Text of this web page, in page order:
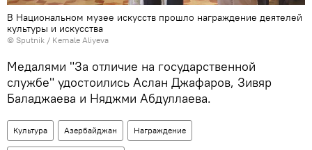
В Национальном музее искусств прошло награждение деятелей
культуры и искусства
© Sputnik / Kemale Aliyeva
Медалями "За отличие на государственной
службе" удостоились Аслан Джафаров, Зивяр
Баладжаева и Няджми Абдуллаева.
Культура Азербайджан Награждение